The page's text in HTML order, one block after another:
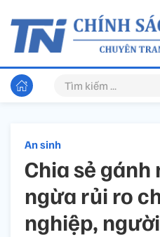
An sinh
Chia sẻ gánh
ngừa rủi ro
nghiệp,